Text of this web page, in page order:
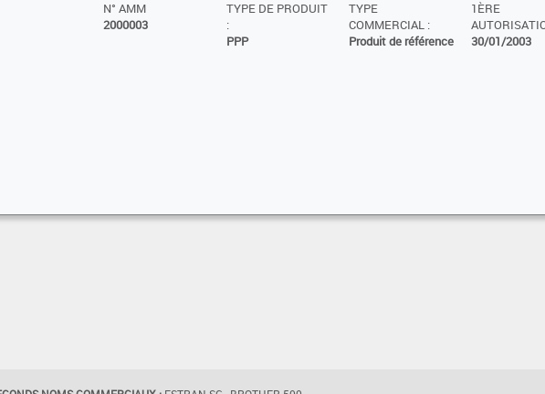
N° AMM
2000003
TYPE DE PRODUIT
:
PPP
TYPE
COMMERCIAL :
Produit de référence
1ÈRE
30/01/2003